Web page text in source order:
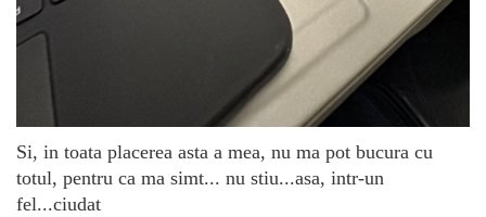
Si, in toata placerea asta a mea, nu ma pot bucura cu
totul, pentru ca ma simt... nu stiu...asa, intr-un
fel...ciudat